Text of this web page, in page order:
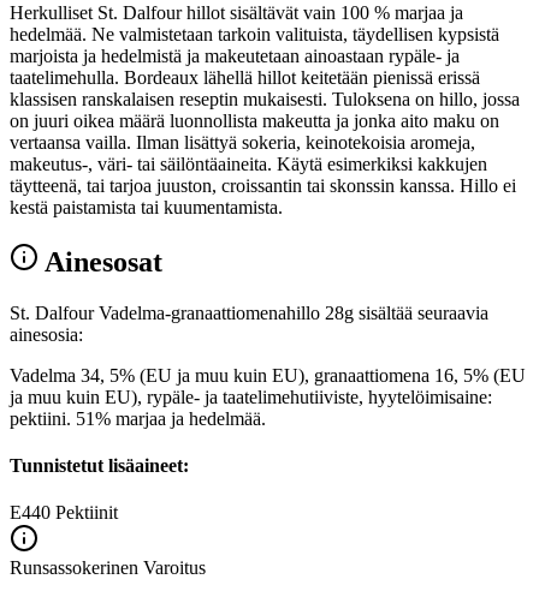
Herkulliset St. Dalfour hillot sisältävät vain 100 % marjaa ja
hedelmää. Ne valmistetaan tarkoin valituista, täydellisen kypsistä
marjoista ja hedelmistä ja makeutetaan ainoastaan rypäle- ja
taatelimehulla. Bordeaux lähellä hillot keitetään pienissä erissä
klassisen ranskalaisen reseptin mukaisesti. Tuloksena on hillo, jossa
on juuri oikea määrä luonnollista makeutta ja jonka aito maku on
vertaansa vailla. Ilman lisättyä sokeria, keinotekoisia aromeja,
makeutus-, väri- tai säilöntäaineita. Käytä esimerkiksi kakkujen
täytteenä, tai tarjoa juuston, croissantin tai skonssin kanssa. Hillo ei
kestä paistamista tai kuumentamista.
Ainesosat
St. Dalfour Vadelma-granaattiomenahillo 28g sisältää seuraavia
ainesosia:
Vadelma 34, 5% (EU ja muu kuin EU), granaattiomena 16, 5% (EU
ja muu kuin EU), rypäle- ja taatelimehutiiviste, hyytelöimisaine:
pektiini. 51% marjaa ja hedelmää.
Tunnistetut lisäaineet:
E440 Pektiinit
Runsassokerinen Varoitus